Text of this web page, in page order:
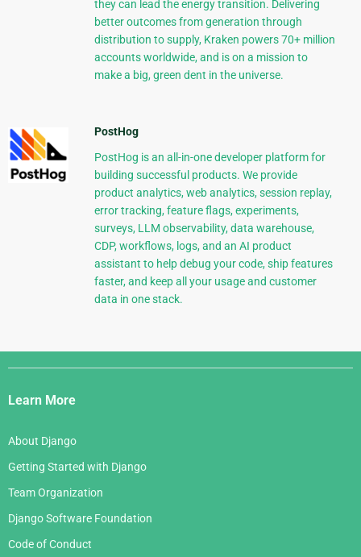
they can lead the energy transition. Delivering
better outcomes from generation through
distribution to supply, Kraken powers 70+ million
accounts worldwide, and is on a mission to
make a big, green dent in the universe.
PostHog
PostHog is an all-in-one developer platform for
building successful products. We provide
product analytics, web analytics, session replay,
error tracking, feature flags, experiments,
surveys, LLM observability, data warehouse,
CDP, workflows, logs, and an AI product
assistant to help debug your code, ship features
faster, and keep all your usage and customer
data in one stack.
Django
Links
Learn More
About Django
Getting Started with Django
Team Organization
Django Software Foundation
Code of Conduct